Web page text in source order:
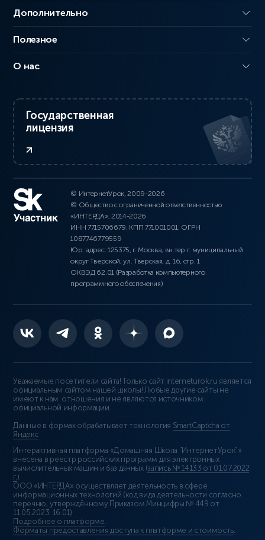
Дополнительно
Полезное
О нас
Государственная
лицензия
© ИнтернетУрок, 2009-2026
© Общество с ограниченной ответственностью
«ИНТЕРДА», 2014-2026
ИНН 7715706679, КПП 771001001, ОГРН
1087746779559
Юр. адрес: 125375, г. Москва, вн.тер.г. муниципальный
округ Тверской, ул. Тверская, д. 16, стр. 1
ОКВЭД 62.01 (Разработка компьютерного
программного обеспечения)
Уважаемые посетители сайта! Только сайт interneturok.ru является
официальным сайтом нашей школы! Любые другие сайты не
имеют к нам отношения и не являются источником
официальной информации.
Данные в формах обрабатывает технология SmartCaptcha от
Яндекс
Интерактивная платформа «Домашняя Школа “ИнтернетУрок”»
внесена в реестр российских программ для электронных
вычислительных машин и баз данных (запись № 14133 от 01.07.2022
г.).
ООО «ИНТЕРДА» осуществляет деятельность в сфере
информационных технологий (код вида деятельности согласно
перечню, утверждённому Приказом Минцифры № 449 от
11.05.2023: 16.01)
Подробнее о платформе.
Форматы предоставления доступа к платформе и стоимость.